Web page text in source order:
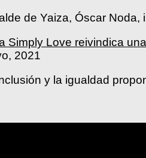
de Yaiza, Óscar Noda,
Simply Love reivindica
2021
y la igualdad